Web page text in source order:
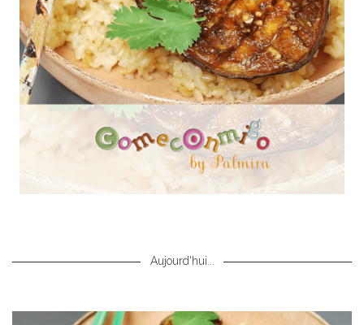
Aujourd'hui...